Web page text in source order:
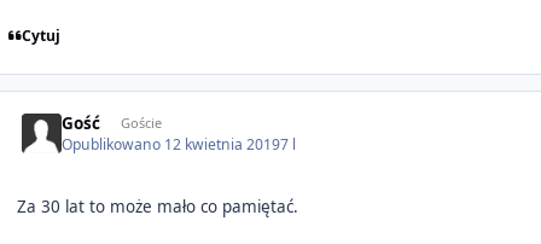
Cytuj
Gość Goście
Opublikowano 12 kwietnia 20197 l
Za 30 lat to może mało co pamiętać.